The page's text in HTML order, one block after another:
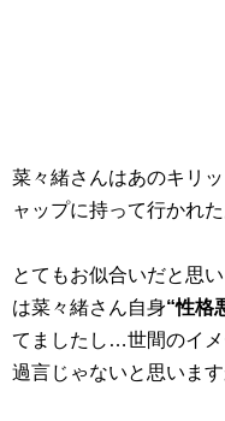
菜々緒さんはあのキリ
ャップに持って行かれた
とてもお似合いだと思
は菜々緒さん自身“性格
てましたし…世間のイ
過言じゃないと思いま